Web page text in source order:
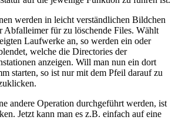
werden in leicht verständlichen Bildchen
Abfalleimer für zu löschende Files. Wählt
Laufwerke an, so werden ein oder
welche die Directories der
anzeigen. Will man nun ein dort
starten, so ist nur mit dem Pfeil darauf zu
andere Operation durchgeführt werden, ist
Jetzt kann man es z.B. einfach auf eine